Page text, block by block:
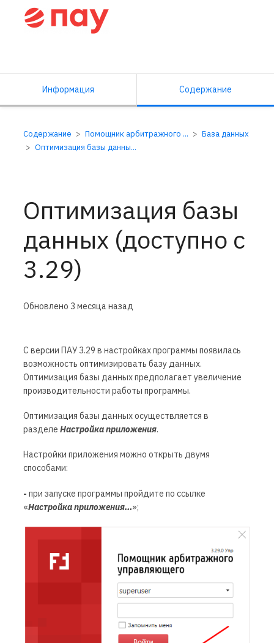
Информация Содержание
Содержание Помощник арбитражного ...
База данных
Оптимизация базы данны...
Оптимизация базы
данных (доступно с
3.29)
Обновлено 3 месяца назад
С версии ПАУ 3.29 в настройках программы появилась
возможность оптимизировать базу данных.
Оптимизация базы данных предполагает увеличение
производительности работы программы.
Оптимизация базы данныхосуществляется в
разделе Настройка приложения.
Настройки приложения можно открыть двумя
способами:
- при запуске программы пройдите по ссылке
«Настройка приложения…»;